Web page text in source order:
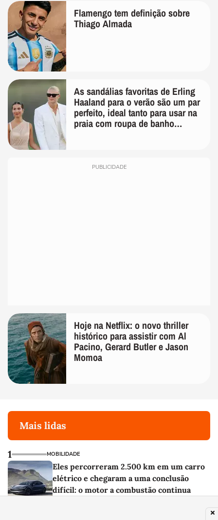
Flamengo tem definição sobre
Thiago Almada
As sandálias favoritas de Erling
Haaland para o verão são um par
perfeito, ideal tanto para usar na
praia com roupa de banho
PUBLICIDADE
Hoje na Netflix: o novo thriller
histórico para assistir com Al
Pacino, Gerard Butler e Jason
Momoa
Mais lidas
1 MOBILIDADE
Eles percorreram 2.500 km em um carro
elétrico e chegaram a uma conclusão
difícil: o motor a combustão continua